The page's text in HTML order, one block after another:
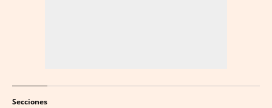
Secciones